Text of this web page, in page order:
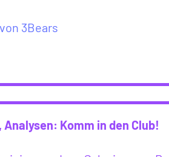
3Bears
Komm in den Club!